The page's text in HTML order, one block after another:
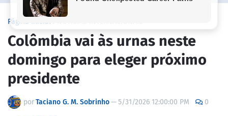
Página inicial
Colômbia vai às urnas neste
domingo para eleger próximo
presidente
porTaciano G. M. Sobrinho—5/31/2026 12:00:00 PM 0